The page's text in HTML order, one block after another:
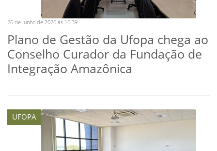
26 de Junho de 2026 às 16:39
Plano de Gestão da Ufopa chega ao
Conselho Curador da Fundação de
Integração Amazônica
UFOPA